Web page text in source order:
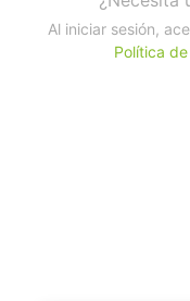
Al iniciar sesión,
Política